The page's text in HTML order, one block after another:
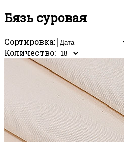
Бязь суровая
Сортировка:
Количество: